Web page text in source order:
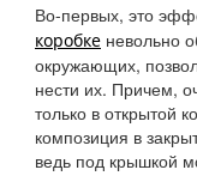
Во-первых, это
коробке невольно
окружающих,
нести их. Причем,
только в открытой
композиция в
ведь под крышкой